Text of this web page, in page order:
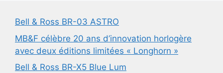
Bell & Ross BR-03 ASTRO
MB&F célèbre 20 ans d’innovation horlogère
avec deux éditions limitées « Longhorn »
Bell & Ross BR-X5 Blue Lum